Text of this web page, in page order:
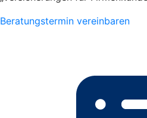
Beratungstermin vereinbaren